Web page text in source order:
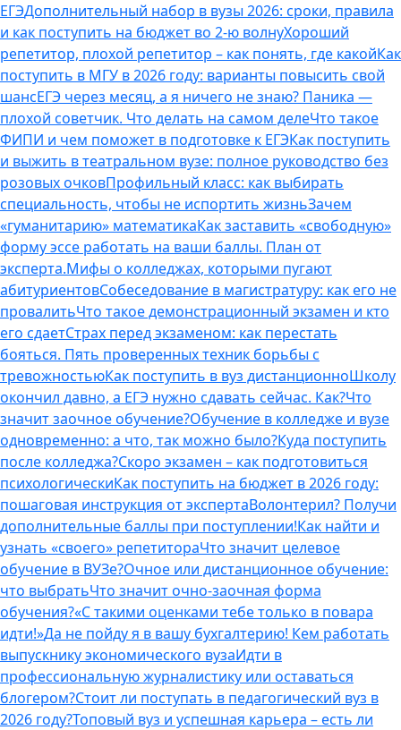
ЕГЭДополнительный набор в вузы 2026: сроки, правила
и как поступить на бюджет во 2‑ю волнуХороший
репетитор, плохой репетитор – как понять, где какойКак
поступить в МГУ в 2026 году: варианты повысить свой
шансЕГЭ через месяц, а я ничего не знаю? Паника —
плохой советчик. Что делать на самом делеЧто такое
ФИПИ и чем поможет в подготовке к ЕГЭКак поступить
и выжить в театральном вузе: полное руководство без
розовых очковПрофильный класс: как выбирать
специальность, чтобы не испортить жизньЗачем
«гуманитарию» математикаКак заставить «свободную»
форму эссе работать на ваши баллы. План от
эксперта.Мифы о колледжах, которыми пугают
абитуриентовСобеседование в магистратуру: как его не
провалитьЧто такое демонстрационный экзамен и кто
его сдаетСтрах перед экзаменом: как перестать
бояться. Пять проверенных техник борьбы с
тревожностьюКак поступить в вуз дистанционноШколу
окончил давно, а ЕГЭ нужно сдавать сейчас. Как?Что
значит заочное обучение?Обучение в колледже и вузе
одновременно: а что, так можно было?Куда поступить
после колледжа?Скоро экзамен – как подготовиться
психологическиКак поступить на бюджет в 2026 году:
пошаговая инструкция от экспертаВолонтерил? Получи
дополнительные баллы при поступлении!Как найти и
узнать «своего» репетитораЧто значит целевое
обучение в ВУЗе?Очное или дистанционное обучение:
что выбратьЧто значит очно-заочная форма
обучения?«С такими оценками тебе только в повара
идти!»Да не пойду я в вашу бухгалтерию! Кем работать
выпускнику экономического вузаИдти в
профессиональную журналистику или оставаться
блогером?Стоит ли поступать в педагогический вуз в
2026 году?Топовый вуз и успешная карьера – есть ли